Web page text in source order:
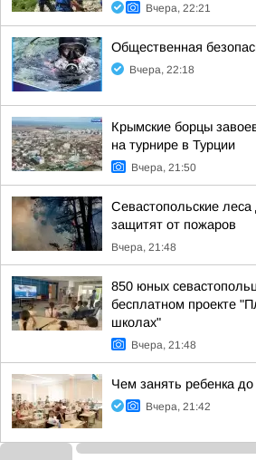
Вчера, 22:21
Общественная
Вчера, 22:18
Крымские борцы
на турнире в Турции
Вчера, 21:50
Севастопольские
защитят от пожаров
Вчера, 21:48
850 юных
бесплатном проекте
школах"
Вчера, 21:48
Чем занять ребенка до
Вчера, 21:42